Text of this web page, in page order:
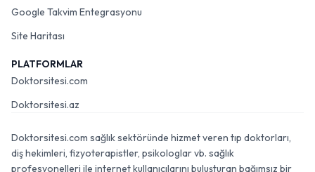
Google Takvim Entegrasyonu
Site Haritası
PLATFORMLAR
Doktorsitesi.com
Doktorsitesi.az
Doktorsitesi.com sağlık sektöründe hizmet veren tıp doktorları,
diş hekimleri, fizyoterapistler, psikologlar vb. sağlık
profesyonelleri ile internet kullanıcılarını buluşturan bağımsız bir